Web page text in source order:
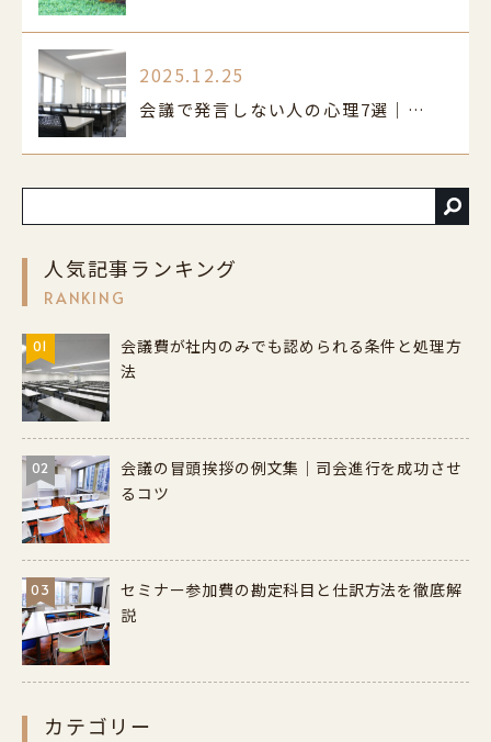
2025.12.25
会議で発言しない人の心理7選｜原因と克服法
人気記事ランキング
RANKING
01
会議費が社内のみでも認められる条件と処理方
法
02
会議の冒頭挨拶の例文集｜司会進行を成功させ
るコツ
03
セミナー参加費の勘定科目と仕訳方法を徹底解
説
カテゴリー